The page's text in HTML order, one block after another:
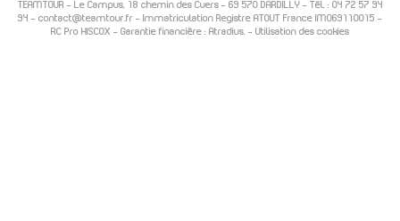
TEAMTOUR - Le Campus, 18 chemin des Cuers– 69 570 DARDILLY- Tél. : 04 72 57 94
94 - contact@teamtour.fr - Immatriculation Registre ATOUT France IM069110015 -
RC Pro HISCOX - Garantie financière : Atradius. - Utilisation des cookies